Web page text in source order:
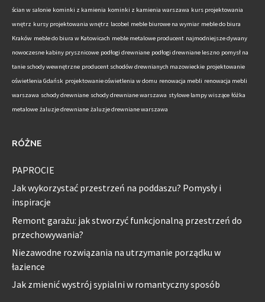
ścian w salonie kominki z kamienia kominki z kamienia warszawa kurs projektowania
wnętrz kursy projektowania wnętrz lacobel meble biurowe na wymiar meble do biura
Kraków meble do biura w Katowicach meble metalowe producent najmodniejsze dywany
nowoczesne kabiny prysznicowe podłogi drewniane podłogi drewniane leszno pomysł na
tanie schody wewnętrzne producent schodów drewnianych mazowieckie projektowanie
oświetlenia Gdańsk projektowanie oświetlenia w domu renowacja mebli renowacja mebli
warszawa schody drewniane schody drewniane warszawa stylowe lampy wiszące łóżka
metalowe żaluzje drewniane żaluzje drewniane warszawa
RÓŻNE
PAPROCIE
Jak wykorzystać przestrzeń na poddaszu? Pomysły i
inspiracje
Remont garażu: jak stworzyć funkcjonalną przestrzeń do
przechowywania?
Niezawodne rozwiązania na utrzymanie porządku w
łazience
Jak zmienić wystrój sypialni w romantyczny sposób